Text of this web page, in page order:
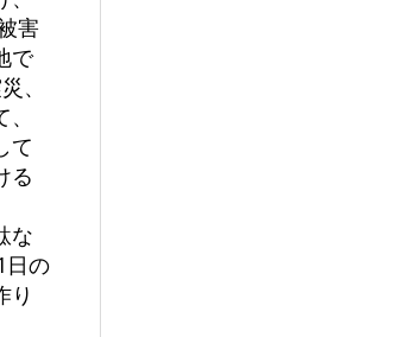
害
で
、
て
る
な
日の
り